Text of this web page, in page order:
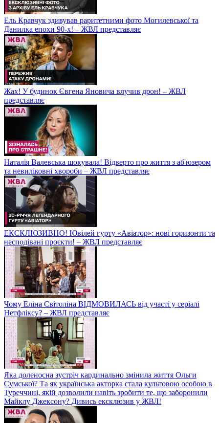
Ель Кравчук здивував раритетними фото Могилевської та
Данилка епохи 90-х! – ЖВЛ представляє
Жах! У будинок Євгена Яновича влучив дрон! – ЖВЛ
представляє
Наталія Валевська шокувала! Відверто про життя з аб'юзером
та невиліковні хвороби – ЖВЛ представляє
ЕКСКЛЮЗИВНО! Ювілей гурту «Авіатор»: нові горизонти та
несподівані проєкти! – ЖВЛ представляє
Чому Еліна Світоліна ВІДМОВИЛАСЬ від участі у серіалі
Нетфліксу? – ЖВЛ представляє
Яка доленосна зустріч кардинально змінила життя Ольги
Сумської? Та як українська акторка стала культовою особою в
Туреччині, якій дозволили навіть зробити те, що заборонили
Майклу Джексону? Дивись ексклюзив у ЖВЛ!